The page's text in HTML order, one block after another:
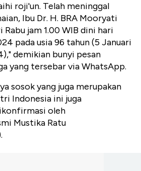
roji'un. Telah meninggal
Ibu Dr. H. BRA Mooryati
Rabu jam 1.00 WIB dini hari
pada usia 96 tahun (5 Januari
demikian bunyi pesan
yang tersebar via WhatsApp.
sosok yang juga merupakan
Indonesia ini juga
oleh
Mustika Ratu